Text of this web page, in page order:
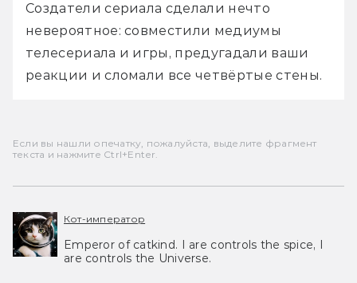
Создатели сериала сделали нечто
невероятное: совместили медиумы
телесериала и игры, предугадали ваши
реакции и сломали все четвёртые стены.
Если вы нашли опечатку, пожалуйста, выделите фрагмент
текста и нажмите Ctrl+Enter.
Кот-император
Emperor of catkind. I are controls the spice, I
are controls the Universe.